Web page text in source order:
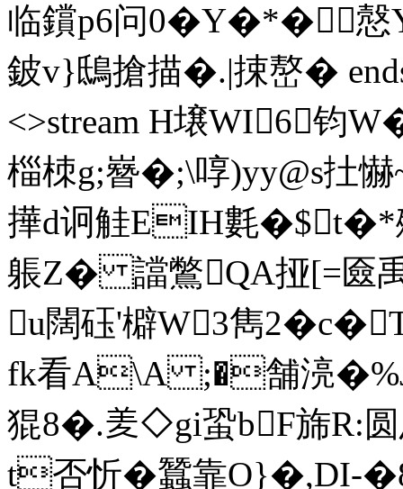
临鑜p6问0�Y�*�慤
鈹v}鴟搶描�.|捒 嶅 �
<>stream H壌WI6钧
椔栜g;嶜�;\啍)yy@s扗懗
撶d诇觟EIH氀�$t�*
躼Z� 譡鷩QA挜[=匳
u闊砡'檘W3雋
fk看A\A ;�舗湸�%
猑8�.羑◇gi蛩bF旆R:
t否忻� 蠶靠O}�,DI-